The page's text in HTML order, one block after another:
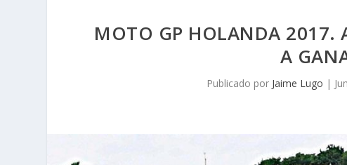
MOTO GP HOLANDA 2017.
A
Publicado por Jaime Lugo |